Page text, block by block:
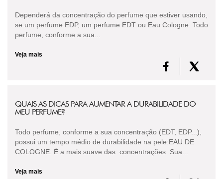
Dependerá da concentração do perfume que estiver usando,
se um perfume EDP, um perfume EDT ou Eau Cologne. Todo
perfume, conforme a sua...
Veja mais
QUAIS AS DICAS PARA AUMENTAR A DURABILIDADE DO
MEU PERFUME?
Todo perfume, conforme a sua concentração (EDT, EDP...),
possui um tempo médio de durabilidade na pele:EAU DE
COLOGNE: É a mais suave das concentrações Sua...
Veja mais